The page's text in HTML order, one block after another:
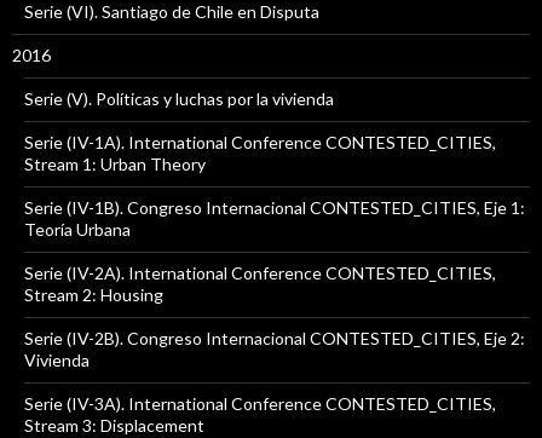
Serie (VI). Santiago de Chile en Disputa
2016
Serie (V). Políticas y luchas por la vivienda
Serie (IV-1A). International Conference CONTESTED_CITIES,
Stream 1: Urban Theory
Serie (IV-1B). Congreso Internacional CONTESTED_CITIES, Eje 1:
Teoría Urbana
Serie (IV-2A). International Conference CONTESTED_CITIES,
Stream 2: Housing
Serie (IV-2B). Congreso Internacional CONTESTED_CITIES, Eje 2:
Vivienda
Serie (IV-3A). International Conference CONTESTED_CITIES,
Stream 3: Displacement